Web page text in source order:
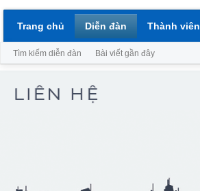
Trang chủ Diễn đàn
Tìm kiếm diễn đàn Bài viết gần đây
Thành viên